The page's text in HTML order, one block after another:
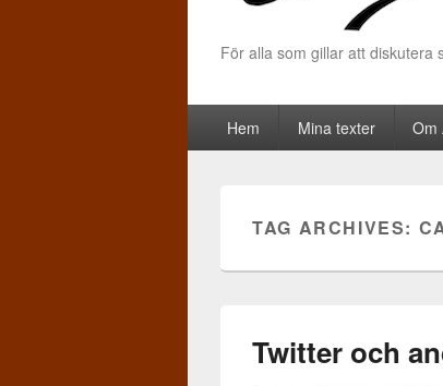
För alla som gillar att diskutera
Primary menu
Skip to primary content
Skip to secondary content
Hem Mina texter Om
TAG ARCHIVES:
Twitter och